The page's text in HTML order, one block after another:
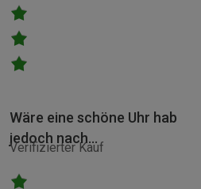
Verifizierter Kauf
Wäre eine schöne Uhr hab
jedoch nach…